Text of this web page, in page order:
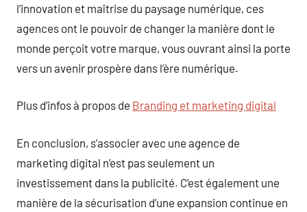
l’innovation et maîtrise du paysage numérique, ces
agences ont le pouvoir de changer la manière dont le
monde perçoit votre marque, vous ouvrant ainsi la porte
vers un avenir prospère dans l’ère numérique.
Plus d’infos à propos de Branding et marketing digital
En conclusion, s’associer avec une agence de
marketing digital n’est pas seulement un
investissement dans la publicité. C’est également une
manière de la sécurisation d’une expansion continue en